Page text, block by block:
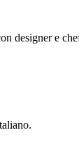
designer e